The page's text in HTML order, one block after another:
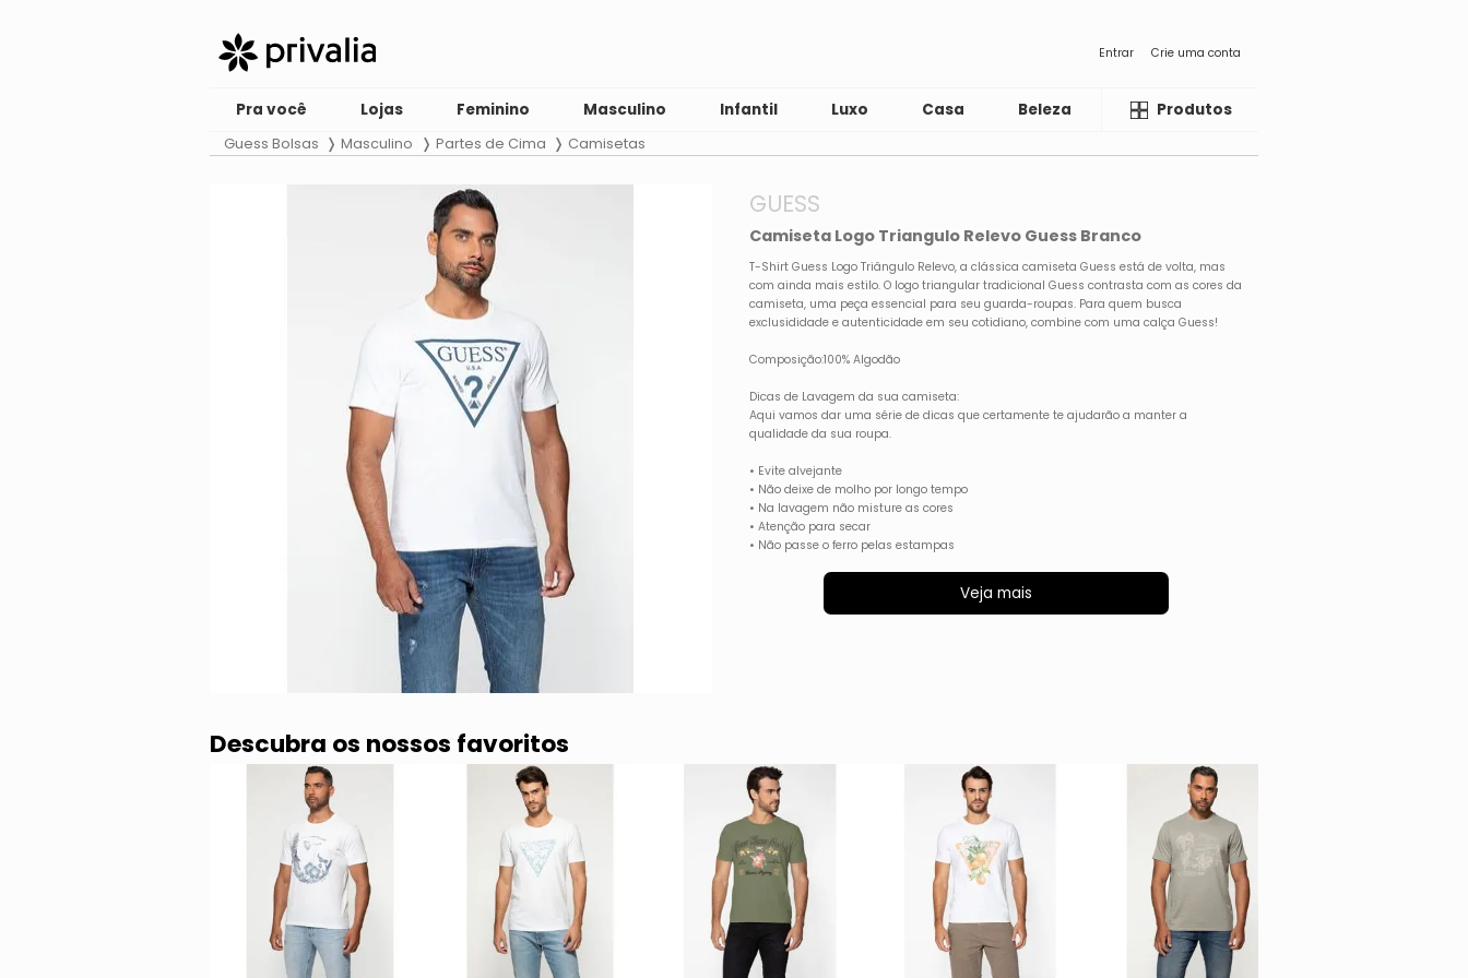
Entrar Crie uma conta
Pra você Lojas Feminino Masculino Infantil Luxo Casa Beleza LiquidaProdutos
Guess Bolsas Masculino Partes de Cima Camisetas
GUESS
Camiseta Logo Triangulo Relevo Guess Branco
T-Shirt Guess Logo Triângulo Relevo, a clássica camiseta Guess está de volta, mas
com ainda mais estilo. O logo triangular tradicional Guess contrasta com as cores da
camiseta, uma peça essencial para seu guarda-roupas. Para quem busca
exclusididade e autenticidade em seu cotidiano, combine com uma calça Guess!
Composição:100% Algodão
Dicas de Lavagem da sua camiseta:
Aqui vamos dar uma série de dicas que certamente te ajudarão a manter a
qualidade da sua roupa.
• Evite alvejante
• Não deixe de molho por longo tempo
• Na lavagem não misture as cores
• Atenção para secar
• Não passe o ferro pelas estampas
Veja mais
Descubra os nossos favoritos